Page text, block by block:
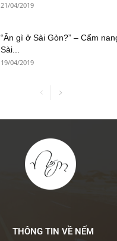
21/04/2019
“Ăn gì ở Sài Gòn?” – Cẩm
Sài...
19/04/2019
THÔNG TIN VỀ NẾM